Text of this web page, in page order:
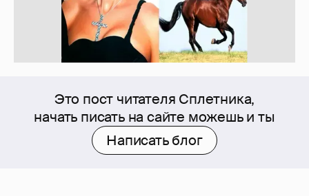
Это пост читателя Сплетника,
начать писать на сайте можешь и ты
Написать блог